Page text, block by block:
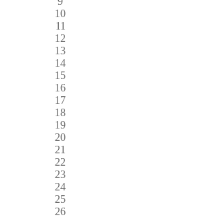
10
11
12
13
14
15
16
17
18
19
20
21
22
23
24
25
26